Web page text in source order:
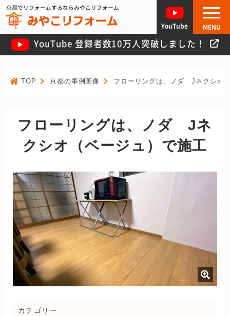
京都でリフォームするならみやこリフォーム
YouTube 登録者数10万人突破しました！
YouTube MENU
TOP 京都の事例画像 フローリングは、ノダ Jネクシオ
フローリングは、ノダ Jネ
クシオ（ベージュ）で施工
カテゴリー